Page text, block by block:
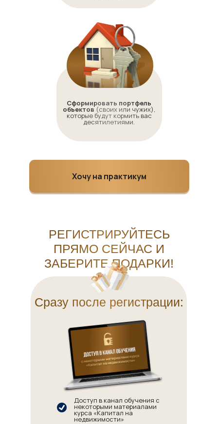
Хочу на практикум
Сформировать портфель
объектов(своих или чужих),
которые будут кормить вас
десятилетиями.
Сразу после регистрации:
РЕГИСТРИРУЙТЕСЬ
ПРЯМО СЕЙЧАС И
ЗАБЕРИТЕ ПОДАРКИ!
Доступ в канал обучения с
некоторыми материалами
курса «Капитал на
недвижимости»